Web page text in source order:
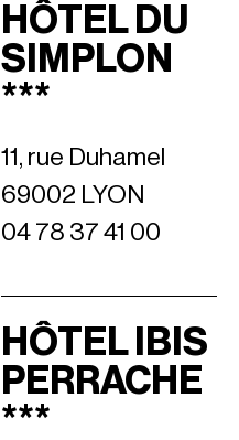
HÔTEL DU
SIMPLON
***
11, rue Duhamel
69002 LYON
04 78 37 41 00
HÔTEL IBIS
PERRACHE
***